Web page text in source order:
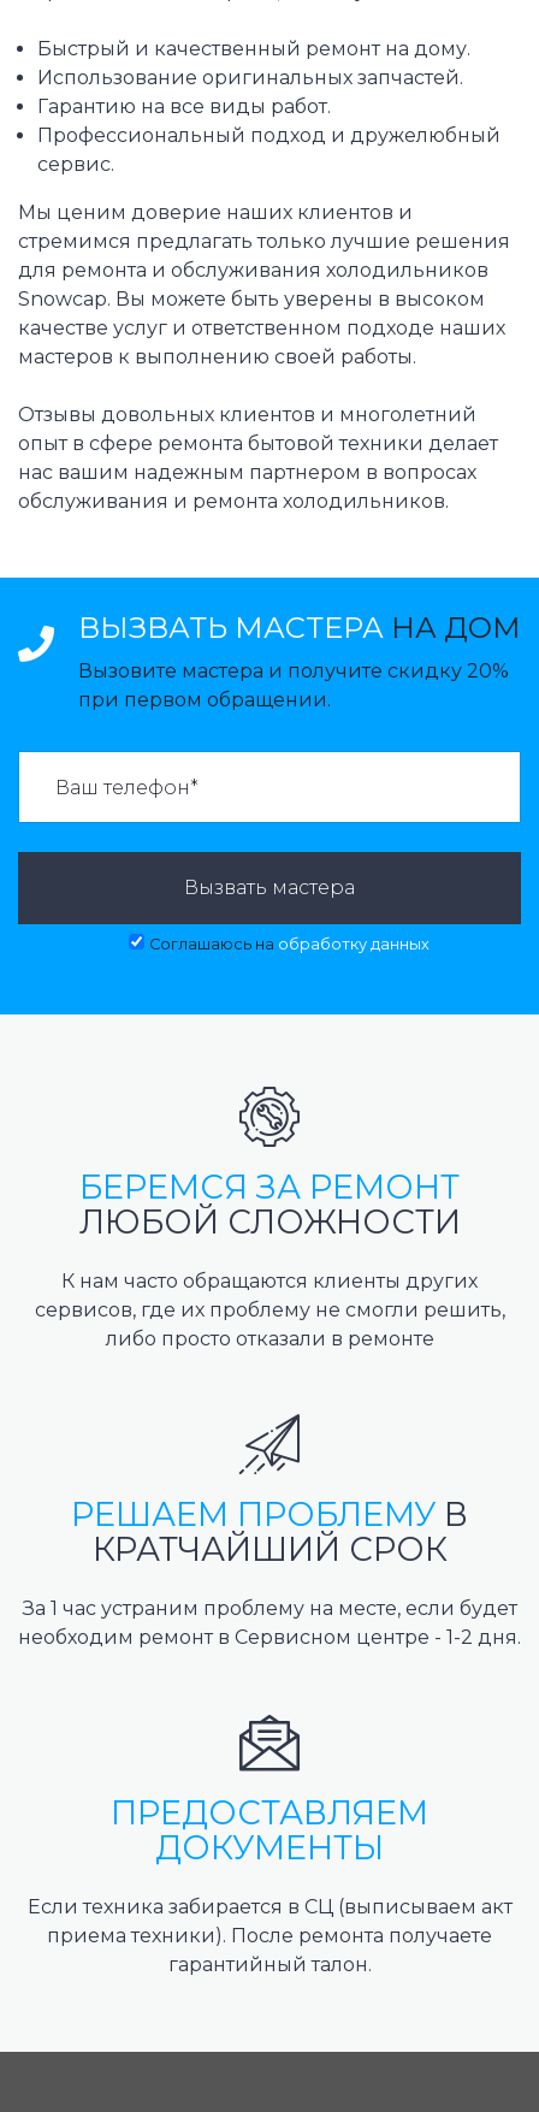
Быстрый и качественный ремонт на дому.
Использование оригинальных запчастей.
Гарантию на все виды работ.
Профессиональный подход и дружелюбный
сервис.
Мы ценим доверие наших клиентов и
стремимся предлагать только лучшие решения
для ремонта и обслуживания холодильников
Snowcap. Вы можете быть уверены в высоком
качестве услуг и ответственном подходе наших
мастеров к выполнению своей работы.
Отзывы довольных клиентов и многолетний
опыт в сфере ремонта бытовой техники делает
нас вашим надежным партнером в вопросах
обслуживания и ремонта холодильников.
ВЫЗВАТЬ МАСТЕРА НА ДОМ
Вызовите мастера и получите скидку 20%
при первом обращении.
Вызвать мастера
Соглашаюсь на обработку данных
БЕРЕМСЯ ЗА РЕМОНТ
ЛЮБОЙ СЛОЖНОСТИ
К нам часто обращаются клиенты других
сервисов, где их проблему не смогли решить,
либо просто отказали в ремонте
РЕШАЕМ ПРОБЛЕМУ В
КРАТЧАЙШИЙ СРОК
За 1 час устраним проблему на месте, если будет
необходим ремонт в Сервисном центре - 1-2 дня.
ПРЕДОСТАВЛЯЕМ
ДОКУМЕНТЫ
Если техника забирается в СЦ (выписываем акт
приема техники). После ремонта получаете
гарантийный талон.